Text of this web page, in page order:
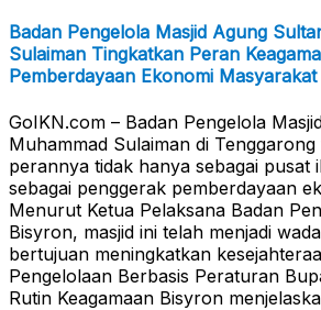
Badan Pengelola Masjid Agung
Sulaiman Tingkatkan Peran
Pemberdayaan Ekonomi Masyarakat
GoIKN.com – Badan Pengelola
Muhammad Sulaiman di
perannya tidak hanya sebagai pusat
sebagai penggerak pemberdayaan
Menurut Ketua Pelaksana Badan
Bisyron, masjid ini telah menjadi
bertujuan meningkatkan
Pengelolaan Berbasis Peraturan
Rutin Keagamaan Bisyron